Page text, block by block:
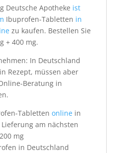
Deutsche Apotheke ist
Ibuprofen-Tabletten in
zu kaufen. Bestellen Sie
+ 400 mg.
In Deutschland
Rezept, müssen aber
Beratung in
Tabletten onlinein
am nächsten
mg
in Deutschland